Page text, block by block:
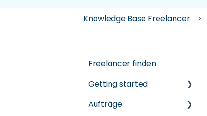
Knowledge Base Freelancer
Freelancer finden
Getting started
Registrierung &
Aufträge